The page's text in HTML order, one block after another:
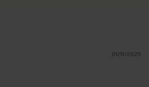
01/11/2025